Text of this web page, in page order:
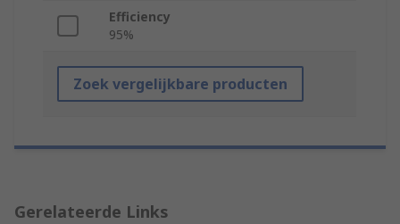
Efficiency
95%
Zoek vergelijkbare producten
Gerelateerde Links